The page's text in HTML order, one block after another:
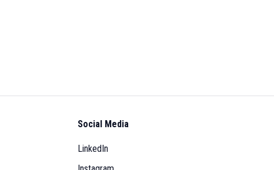
Social Media
LinkedIn